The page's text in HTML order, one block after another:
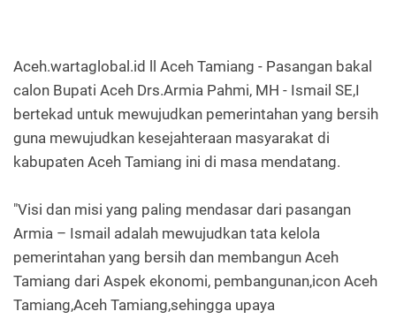
Aceh.wartaglobal.id ll Aceh Tamiang - Pasangan bakal
calon Bupati Aceh Drs.Armia Pahmi, MH - Ismail SE,I
bertekad untuk mewujudkan pemerintahan yang bersih
guna mewujudkan kesejahteraan masyarakat di
kabupaten Aceh Tamiang ini di masa mendatang.
"Visi dan misi yang paling mendasar dari pasangan
Armia – Ismail adalah mewujudkan tata kelola
pemerintahan yang bersih dan membangun Aceh
Tamiang dari Aspek ekonomi, pembangunan,icon Aceh
Tamiang,Aceh Tamiang,sehingga upaya